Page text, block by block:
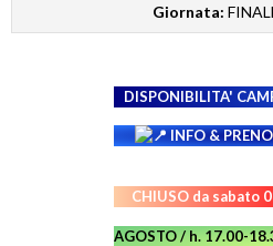
Giornata:
DISPONIBILITA'
INFO &
CHIUSO da sabato
AGOSTO / h. 17.00-